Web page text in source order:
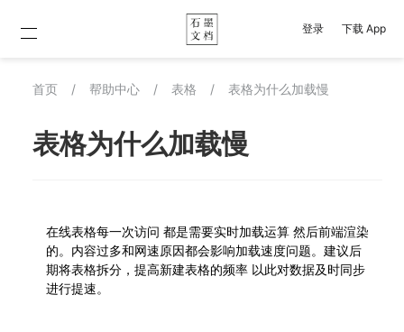
登录 下载 App
首页 / 帮助中心 / 表格 / 表格为什么加载慢
表格为什么加载慢
在线表格每一次访问 都是需要实时加载运算 然后前端渲染
的。内容过多和网速原因都会影响加载速度问题。建议后
期将表格拆分，提高新建表格的频率 以此对数据及时同步
进行提速。